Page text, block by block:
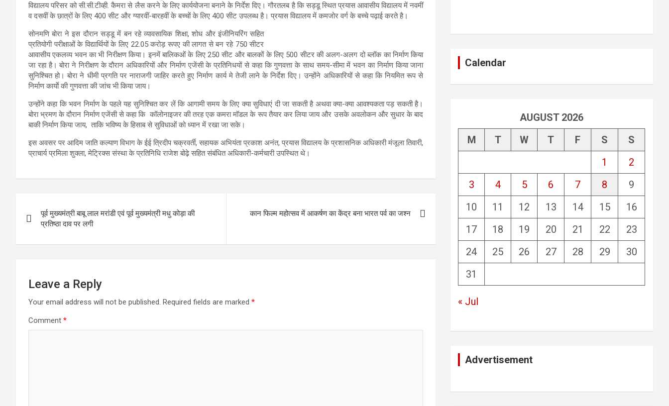
विद्यालय परिसर को सी.सी.टीव्ही. कैमरा से लैस करने के लिए कार्ययोजना बनाने के निर्देश दिए। गौरतलब है कि सड्डू स्थित प्रयास आवासीय विद्यालय में नवमीं
व दसवीं के छात्रों के लिए 400 सीट और ग्यारवीं-बारहवीं के बच्चों के लिए 400 सीट उपलब्ध है। प्रयास विद्यालय में कमजोर वर्ग के बच्चे पढ़ाई करते है।
सोनमणि बोरा ने इस दौरान सड्डू में बन रहे व्यावसायिक शिक्षा, शोध और इंजीनियरिंग सहित
प्रतियोगी परीक्षाओं के विद्यार्थियों के लिए 22.05 करोड़ रूपए की लागत से बन रहे 750 सीटर
आवासीय एकलव्य भवन का भी निरीक्षण किया। इनमें बालिकओं के लिए 250 सीट और बालकों के लिए 500 सीटर की अलग-अलग दो ब्लॉक का निर्माण किया
जा रहा है। बोरा ने निरीक्षण के दौरान अधिकारियों और निर्माण एजेंसी के प्रतिनिधयों से कहा कि गुणवत्ता के साथ समय-सीमा में भवन का निर्माण किया जाना
सुनिश्चित हो। बोरा ने धीमी प्रगति पर नाराजगी जाहिर करते हुए निर्माण कार्य मे तेजी लाने के निर्देश दिए। उन्होंने अधिकारियों से कहा कि नियमित रूप से
निर्माण कार्याे की गुणवत्ता की जांच भी किया जाय।
उन्होंने कहा कि भवन निर्माण के पहले यह सुनिश्चित कर लें कि आगामी समय के लिए क्या सुविधाएं दी जा सकती है अथवा क्या-क्या आवश्यकता पड़ सकती है।
बोरा भ्रमण के दौरान निर्माण एजेंसी से कहा कि कॉलोनाइजर की तरह एक कमरा मॉडल के रूप तैयार कर लिया जाय और उसके अवलोकन और सुधार के बाद
बाकी निर्माण किया जाय, ताकि भविष्य के हिसाब से सुविधाओं को ध्यान में रखा जा सके।
इस अवसर पर आदिम जाति कल्याण विभाग के ईई त्रिदीप चक्रवर्ती, सहायक अभियंता प्रकाश अनंत, प्रयास विद्यालय के प्रशासनिक अधिकारी मंजूला तिवारी,
प्राचार्य प्रमिला शुक्ला, मेट्रिक्स संस्था के प्रतिनिधि राजेश बोढ़े सहित संबंधित अधिकारी-कर्मचारी उपस्थित थे।
navigation
पूर्व मुख्यमंत्री बाबू लाल मरांडी एवं पूर्व मुख्यमंत्री मधु कोड़ा की
प्रतिष्ठा दाव पर लगी
कान फिल्म महोत्‍सव में आकर्षण का केंद्र बना भारत पर्व का जश्न
Leave a Reply
Your email address will not be published. Required fields are marked *
Comment *
Calendar
AUGUST 2026
M
T W T F S
S
1
2
3
4 5 6 7 8
9
10
11 12 13 14 15
16
17
18 19 20 21 22
23
24
25 26 27 28 29
30
31
« Jul
Advertisement